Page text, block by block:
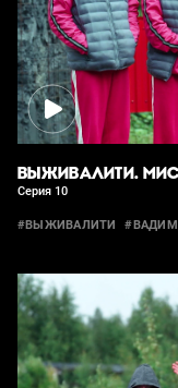
ВЫЖИВАЛИТИ.
Серия 10
#ВЫЖИВАЛИТИ